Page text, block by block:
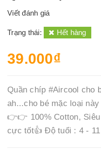
Viết đánh giá
Trạng thái: Hết hàng
39.000₫
Quần chíp #Aircool cho
ah...cho bé mặc loại
👉👉 100% Cotton,
cực tốt👍 Độ tuổi : 4 -